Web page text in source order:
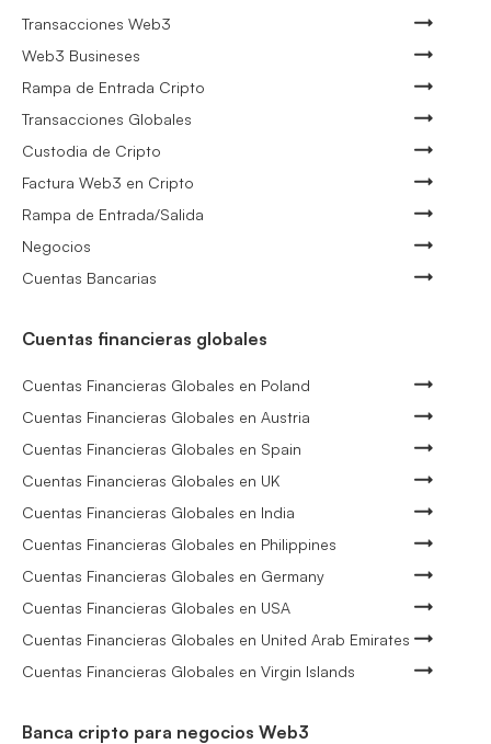
Transacciones Web3
Web3 Busineses
Rampa de Entrada Cripto
Transacciones Globales
Custodia de Cripto
Factura Web3 en Cripto
Rampa de Entrada/Salida
Negocios
Cuentas Bancarias
Cuentas financieras globales
Cuentas Financieras Globales en Poland
Cuentas Financieras Globales en Austria
Cuentas Financieras Globales en Spain
Cuentas Financieras Globales en UK
Cuentas Financieras Globales en India
Cuentas Financieras Globales en Philippines
Cuentas Financieras Globales en Germany
Cuentas Financieras Globales en USA
Cuentas Financieras Globales en United Arab Emirates
Cuentas Financieras Globales en Virgin Islands
Banca cripto para negocios Web3